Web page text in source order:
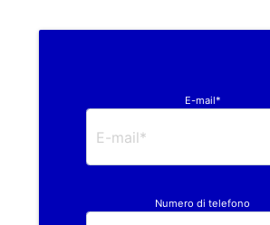
E-mail*
Numero di telefono